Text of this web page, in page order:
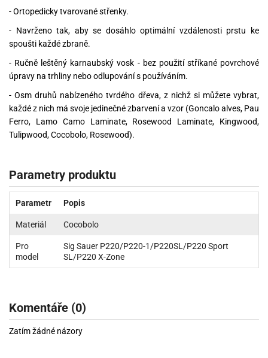
- Ortopedicky tvarované střenky.
- Navrženo tak, aby se dosáhlo optimální vzdálenosti prstu ke
spoušti každé zbraně.
- Ručně leštěný karnaubský vosk - bez použití stříkané povrchové
úpravy na trhliny nebo odlupování s používáním.
- Osm druhů nabízeného tvrdého dřeva, z nichž si můžete vybrat,
každé z nich má svoje jedinečné zbarvení a vzor (Goncalo alves, Pau
Ferro, Lamo Camo Laminate, Rosewood Laminate, Kingwood,
Tulipwood, Cocobolo, Rosewood).
Parametry produktu
Parametr Popis
Materiál Cocobolo
Pro
model
Sig Sauer P220/P220-1/P220SL/P220 Sport
SL/P220 X-Zone
Komentáře (0)
Zatím žádné názory